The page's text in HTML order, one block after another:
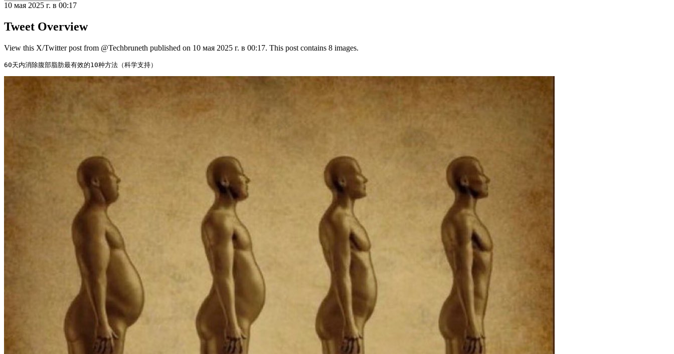
10 мая 2025 г. в 00:17
Tweet Overview
View this X/Twitter post from @Techbruneth published on 10 мая 2025 г. в 00:17. This post contains 8 images.
60天内消除腹部脂肪最有效的10种方法（科学支持）